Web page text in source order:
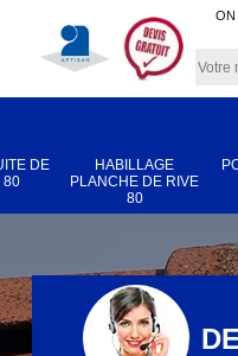
ON
DE
80
HABILLAGE
PLANCHE DE RIVE
80